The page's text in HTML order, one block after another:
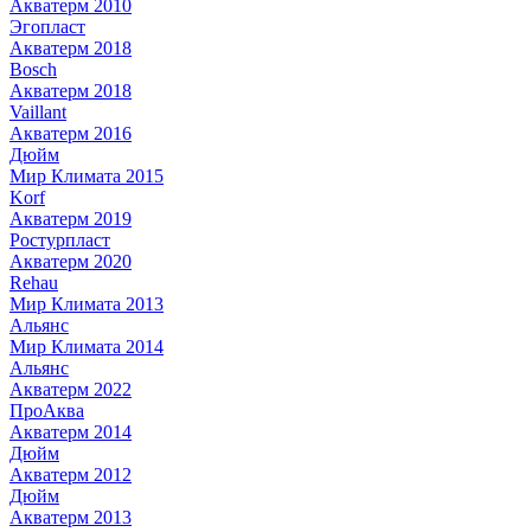
Акватерм 2010
Эгопласт
Акватерм 2018
Bosch
Акватерм 2018
Vaillant
Акватерм 2016
Дюйм
Мир Климата 2015
Korf
Акватерм 2019
Ростурпласт
Акватерм 2020
Rehau
Мир Климата 2013
Альянс
Мир Климата 2014
Альянс
Акватерм 2022
ПроАква
Акватерм 2014
Дюйм
Акватерм 2012
Дюйм
Акватерм 2013